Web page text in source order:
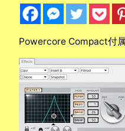
Powercore Compact付